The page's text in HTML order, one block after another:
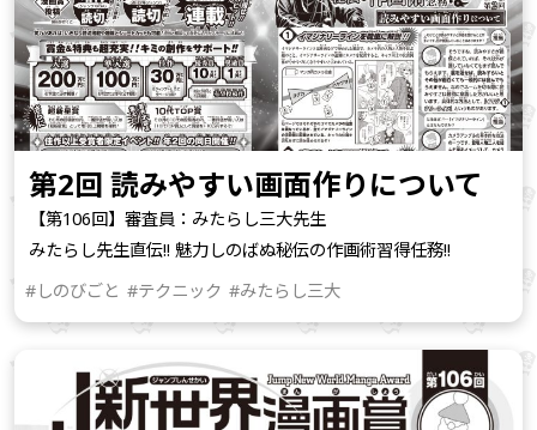
第2回 読みやすい画面作りについて
【第106回】審査員：みたらし三大先生
みたらし先生直伝!! 魅力しのばぬ秘伝の作画術習得任務!!
#しのびごと #テクニック #みたらし三大